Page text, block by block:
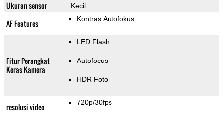
Ukuran sensor Kecil
AF Features Kontras Autofokus
Fitur Perangkat
Keras Kamera
LED Flash
Autofocus
HDR Foto
resolusi video 720p/30fps